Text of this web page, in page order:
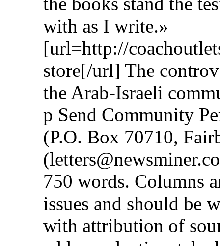
with as I write.»
[url=http://
store[/url] The
the Arab-Israeli
p Send Community
(P.O. Box 70710,
750 words. Columns
issues and should be
with attribution of